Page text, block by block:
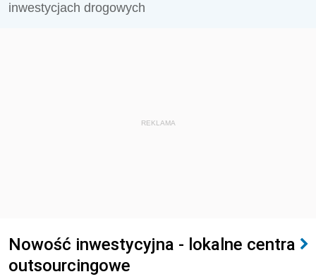
inwestycjach drogowych
REKLAMA
Nowość inwestycyjna - lokalne centra
outsourcingowe